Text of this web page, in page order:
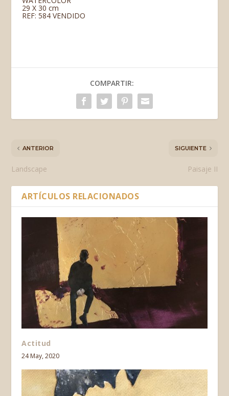
29 X 30 cm
REF: 584 VENDIDO
COMPARTIR:
ANTERIOR
Landscape
SIGUIENTE
Paisaje II
ARTÍCULOS RELACIONADOS
Actitud
24 May, 2020